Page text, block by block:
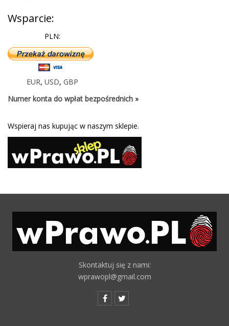
Wsparcie:
PLN:
EUR, USD, GBP
Numer konta do wpłat bezpośrednich »
Wspieraj nas kupując w naszym sklepie.
Skontaktuj się z nami:
wprawopl@gmail.com